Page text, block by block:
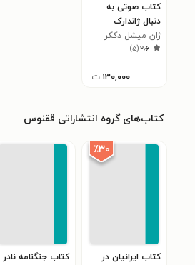
کتاب صوتی به
دنبال ژاندارک
ژان میشل دککر
فرگون
۲٫۶(۵)
۱۳۰,۰۰۰ ت
کتاب‌های گروه انتشاراتی ققنوس
٪۳۰
کتاب ایرانیان در
کتاب جنگنامه نادر